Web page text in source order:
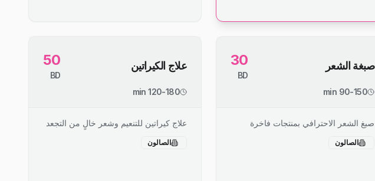
صبغة الشعر 30
BD
90-150 min
صبغ الشعر الاحترافي بمنتجات فاخرة
الصالون
علاج الكيراتين 50
BD
120-180 min
علاج كيراتين للتنعيم وشعر خالٍ من التجعد
الصالون